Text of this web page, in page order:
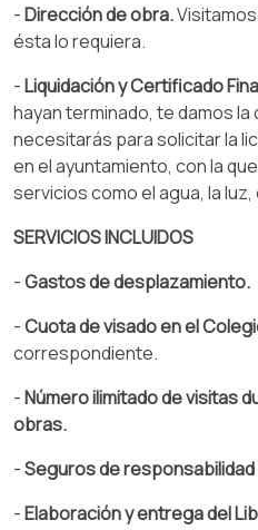
-Dirección de obra.
ésta lo requiera.
-Liquidación y Certificado
hayan terminado, te damos
necesitarás para solicitar la
en el ayuntamiento, con la
servicios como el agua, la luz,
SERVICIOS INCLUIDOS
-Gastos de desplazamiento.
-Cuota de visado en el
correspondiente.
-Número ilimitado de visitas
obras.
-Seguros de
-Elaboración y entrega del